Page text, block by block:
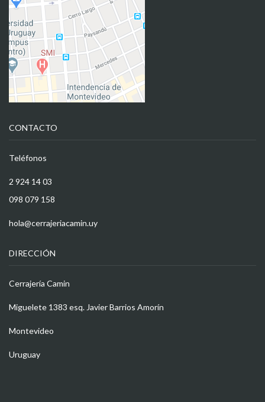
CONTACTO
Teléfonos
2 924 14 03
098 079 158
hola@cerrajeriacamin.uy
DIRECCIÓN
Cerrajería Camin
Miguelete 1383 esq. Javier Barrios Amorín
Montevideo
Uruguay